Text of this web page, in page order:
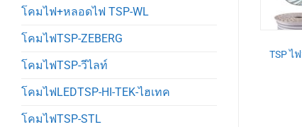
โคมไฟ+หลอดไฟ TSP-WL
โคมไฟTSP-ZEBERG
โคมไฟTSP-วีไลท์
โคมไฟLEDTSP-HI-TEK-ไฮเทค
โคมไฟTSP-STL
TSP ไ
2″ 3.1M